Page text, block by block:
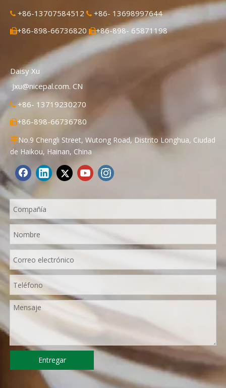
 +86-13707584512  +86- 13698997644
+86-898-66736820 +86-898- 65871198
Daisy Xu
Jxu@nicepal.com. CN
 +86- 13719230270
+86-898-66736780
No.9 Chengli Street, Wutong Road, Distrito Longhua, Ciudad
de Haikou, Hainan, China
Entregar